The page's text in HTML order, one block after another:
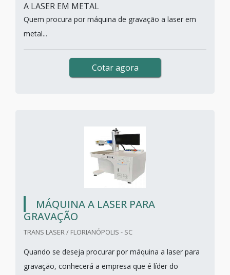
A LASER EM METAL
Quem procura por máquina de gravação a laser em
metal...
Cotar agora
MÁQUINA A LASER PARA
GRAVAÇÃO
TRANS LASER / FLORIANÓPOLIS - SC
Quando se deseja procurar por máquina a laser para
gravação, conhecerá a empresa que é líder do